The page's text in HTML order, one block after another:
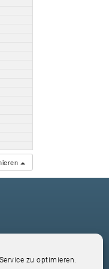
zu optimieren.